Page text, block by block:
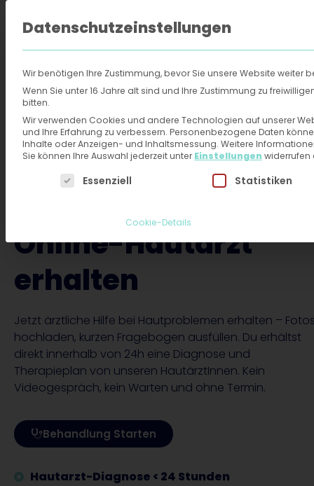
Online-Hautarzt›Behandlungen ›Pergamenthaut
Pergamenthaut -
Behandlung und
Online-Hautarzt
erhalten
Jetzt ärztliche Hilfe bei Hautproblemen erhalten –
hochladen, kurzen Fragebogen ausfüllen. Du erhältst
direkt innerhalb von 24h eine Diagnose und
Therapieplan von unseren HautärztInnen. Kein
Videogespräch, kein Warten und ohne Termin.
Behandlung Starten
Hautarzt-Diagnose < 24 Stunden
Datenschutzeinstellungen
Wir benötigen Ihre Zustimmung, bevor Sie unsere Website weiter
Wenn Sie unter 16 Jahre alt sind und Ihre Zustimmung zu
bitten.
Wir verwenden Cookies und andere Technologien auf unserer
und Ihre Erfahrung zu verbessern. Personenbezogene Daten
Inhalte oder Anzeigen- und Inhaltsmessung. Weitere
Sie können Ihre Auswahl jederzeit unterEinstellungen
Es folgt eine Liste der Service-Gruppen, für die
Essenziell Statistiken
Cookie-Details